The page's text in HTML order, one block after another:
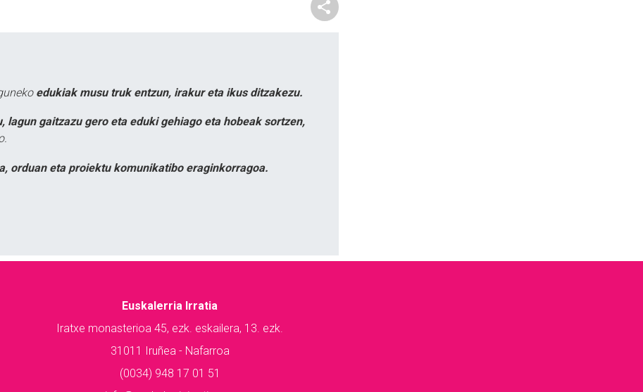
edukiak musu truk entzun, irakur eta ikus ditzakezu.
lagun gaitzazu gero eta eduki gehiago eta hobeak sortzen,
orduan eta proiektu komunikatibo eraginkorragoa.
Euskalerria Irratia
Iratxe monasterioa 45, ezk. eskailera, 13. ezk.
31011 Iruñea - Nafarroa
(0034) 948 17 01 51